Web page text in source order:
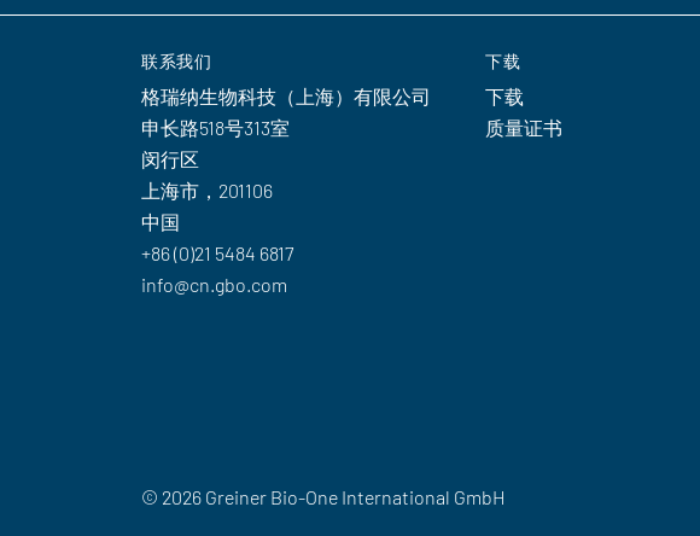
联系我们
格瑞纳生物科技（上海）有限公司
申长路518号313室
闵行区
上海市，201106
中国
+86 (0)21 5484 6817
info@cn.gbo.com
下载
下载
质量证书
© 2026 Greiner Bio-One International GmbH